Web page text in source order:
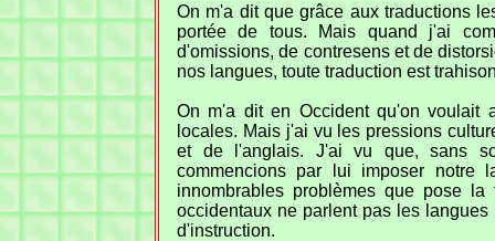
On m'a dit que grâce aux traductions
portée de tous. Mais quand j'ai
d'omissions, de contresens et de
nos langues, toute traduction est
On m'a dit en Occident qu'on voulait
locales. Mais j'ai vu les pressions
et de l'anglais. J'ai vu que, sans
commencions par lui imposer notre
innombrables problèmes que pose
occidentaux ne parlent pas les
d'instruction.